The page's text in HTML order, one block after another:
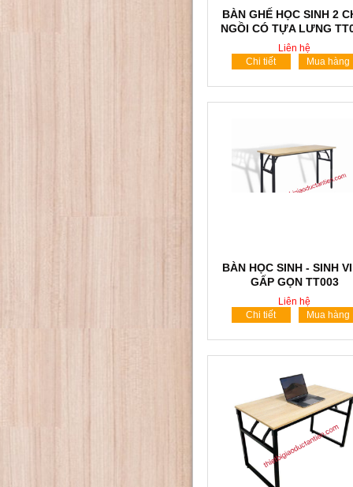
BÀN GHẾ HỌC SINH 2
NGỒI CÓ TỰA LƯNG
Liên hệ
Chi tiết
Mua hàng
BÀN HỌC SINH - SINH
GẤP GỌN TT003
Liên hệ
Chi tiết
Mua hàng